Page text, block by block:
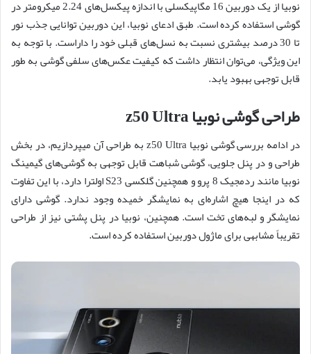
نوبیا از یک دوربین 16 مگاپیکسلی با اندازه پیکسل‌های 2.24 میکرومتر در
گوشی استفاده کرده است. طبق ادعای نوبیا، این دوربین توانایی جذب نور
تا 30 درصد بیشتری نسبت به نسل‌های قبلی خود را داراست. با توجه به
این ویژگی، می‌توان انتظار داشت که کیفیت عکس‌های سلفی گوشی به طور
قابل توجهی بهبود یابد.
طراحی گوشی نوبیا z50 Ultra
در ادامه بررسی گوشی نوبیا z50 Ultra به طراحی آن میپردازیم، در بخش
طراحی و در پنل جلویی، گوشی شباهت قابل توجهی به گوشی‌های گیمینگ
نوبیا مانند ردمجیک 8 پرو و همچنین گلکسی S23 اولترا دارد، با این تفاوت
که در اینجا هیچ اشاره‌ای به نمایشگر خمیده وجود ندارد. گوشی دارای
نمایشگر و لبه‌های تخت است. همچنین، نوبیا در پنل پشتی نیز از طراحی
تقریباً مشابهی برای ماژول دوربین استفاده کرده است.